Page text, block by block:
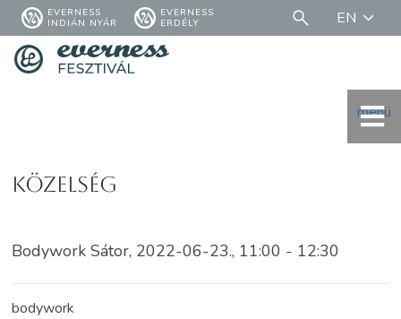
EVERNESS
INDIÁN NYÁR
EVERNESS
ERDÉLY
EN
menü
Közelség
Bodywork Sátor, 2022-06-23., 11:00 - 12:30
bodywork